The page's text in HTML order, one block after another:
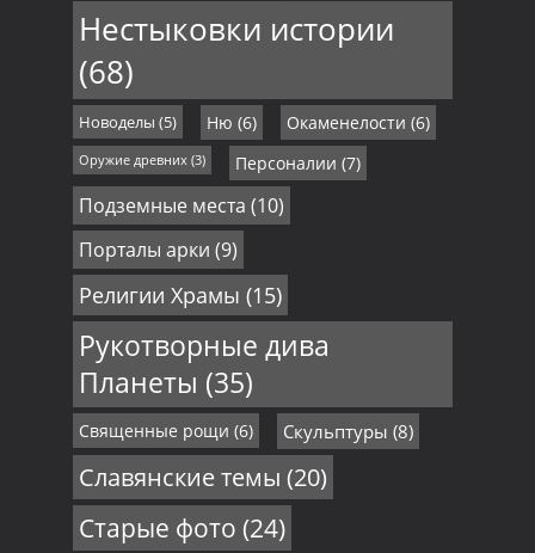
Нестыковки истории
(68)
Новоделы (5) Ню (6) Окаменелости (6)
Оружие древних(3) Персоналии (7)
Подземные места (10)
Порталы арки (9)
Религии Храмы (15)
Рукотворные дива
Планеты (35)
Священные рощи (6) Скульптуры (8)
Славянские темы (20)
Старые фото (24)